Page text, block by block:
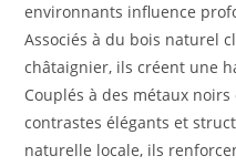
environnants influence
Associés à du bois naturel
châtaignier, ils créent une
Couplés à des métaux
contrastes élégants et
naturelle locale, ils